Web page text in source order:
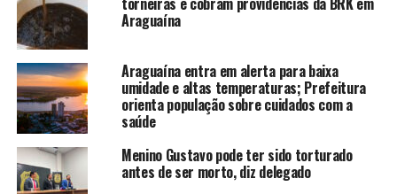
Araguaína
Araguaína entra em alerta para baixa
umidade e altas temperaturas; Prefeitura
orienta população sobre cuidados com a
saúde
Menino Gustavo pode ter sido torturado
antes de ser morto, diz delegado